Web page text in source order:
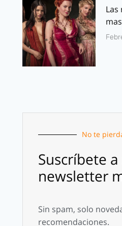
Las
No te
Suscríbete
newsletter
Sin spam, solo
recomendaciones.